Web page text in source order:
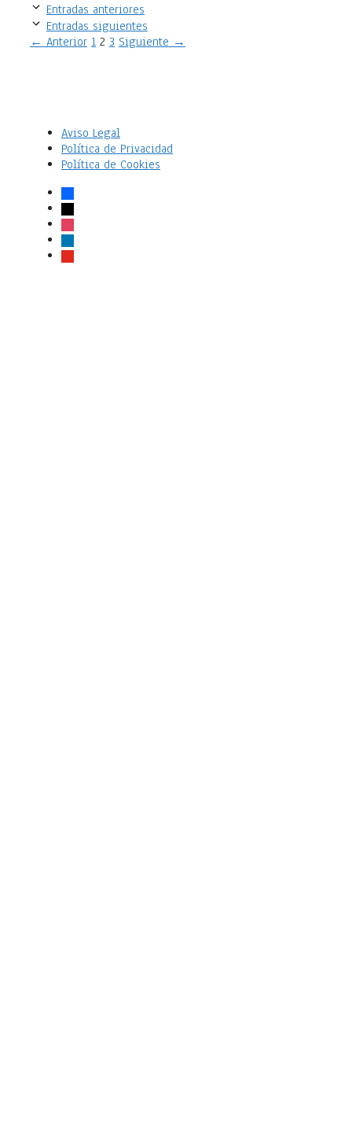
Entradas anteriores
Entradas siguientes
← Anterior Página
1 Página
2 Página
3 Siguiente →
Aviso Legal
Política de Privacidad
Política de Cookies
facebook
x
instagram
linkedin
youtube